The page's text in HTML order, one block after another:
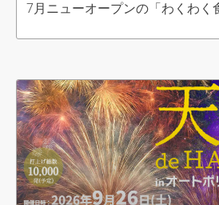
7月ニューオープンの「わくわく